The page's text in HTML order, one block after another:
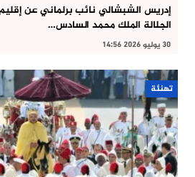
إدريس الشبشالي نائب برلماني عن
الجلالة الملك محمد السادس…
30 يوليو 2026 14:56
تهنئة